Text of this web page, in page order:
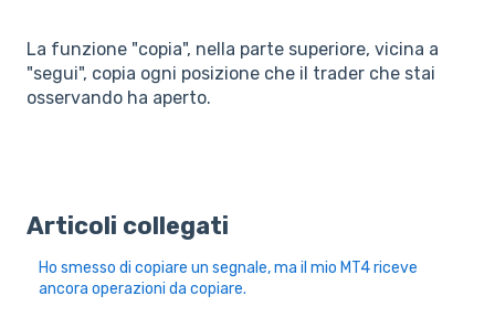
La funzione "copia", nella parte superiore, vicina a
"segui", copia ogni posizione che il trader che stai
osservando ha aperto.
Articoli collegati
Ho smesso di copiare un segnale, ma il mio MT4 riceve
ancora operazioni da copiare.